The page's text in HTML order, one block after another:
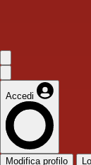
Accedi
Modifica profilo